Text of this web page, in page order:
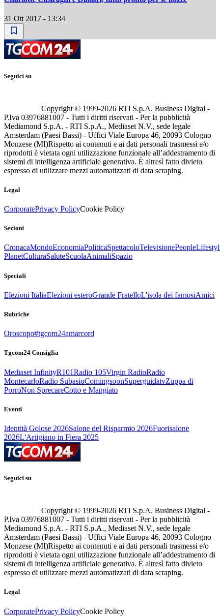
31 Ott 2017 - 13:34
Seguici su
Copyright © 1999-2026 RTI S.p.A. Business Digital -
P.Iva 03976881007 - Tutti i diritti riservati - Per la pubblicità
Mediamond S.p.A. - RTI S.p.A., Mediaset N.V., sede legale
Amsterdam (Paesi Bassi) - Uffici Viale Europa 46, 20093 Cologno
Monzese (MI)Rispetto ai contenuti e ai dati personali trasmessi e/o
riprodotti è vietata ogni utilizzazione funzionale all’addestramento di
sistemi di intelligenza artificiale generativa. È altresì fatto divieto
espresso di utilizzare mezzi automatizzati di data scraping.
Legal
CorporatePrivacy PolicyCookie Policy
Sezioni
CronacaMondoEconomiaPoliticaSpettacoloTelevisionePeople
PlanetCulturaSaluteScuolaAnimaliSpazio
Speciali
Elezioni ItaliaElezioni esteroGrande FratelloL'isola dei famosiAmici
Rubriche
Oroscopo#tgcom24amarcord
Tgcom24 Consiglia
Mediaset InfinityR101Radio 105Virgin RadioRadio
MontecarloRadio SubasioComingsoonSuperguidatvZuppa di
PorroNon SprecareCotto e Mangiato
Eventi
Identità Golose 2026Salone del Risparmio 2026Fuorisalone
2026L'Artigiano in Fiera 2025
Seguici su
Copyright © 1999-2026 RTI S.p.A. Business Digital -
P.Iva 03976881007 - Tutti i diritti riservati - Per la pubblicità
Mediamond S.p.A. - RTI S.p.A., Mediaset N.V., sede legale
Amsterdam (Paesi Bassi) - Uffici Viale Europa 46, 20093 Cologno
Monzese (MI)Rispetto ai contenuti e ai dati personali trasmessi e/o
riprodotti è vietata ogni utilizzazione funzionale all’addestramento di
sistemi di intelligenza artificiale generativa. È altresì fatto divieto
espresso di utilizzare mezzi automatizzati di data scraping.
Legal
CorporatePrivacy PolicyCookie Policy